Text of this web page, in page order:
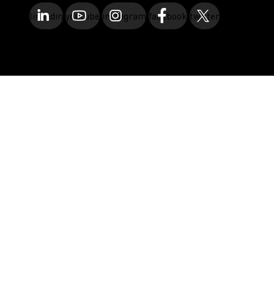
linkedinyoutubeinstagramfacebooktwitter